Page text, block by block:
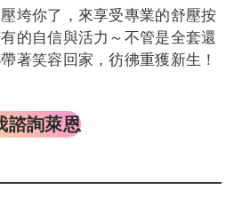
垮你了，來享受專業的舒壓按
的自信與活力～不管是全套還
著笑容回家，彷彿重獲新生！
諮詢萊恩